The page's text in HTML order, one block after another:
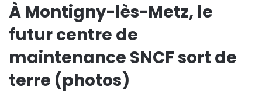
À Montigny-lès-Metz, le
futur centre de
maintenance SNCF sort de
terre (photos)